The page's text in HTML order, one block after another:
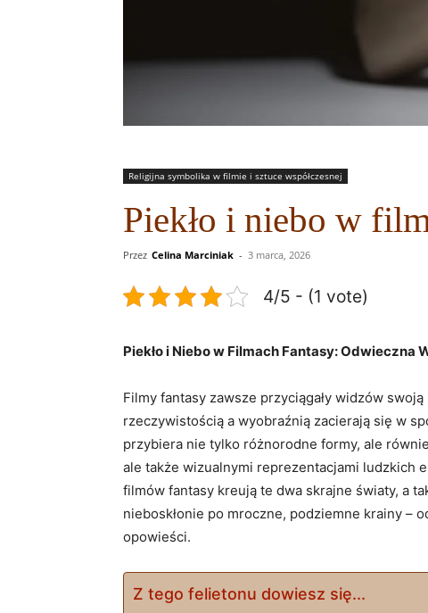
Religijna symbolika w filmie i sztuce współczesnej
Piekło i niebo w
Przez Celina Marciniak - 3 marca, 2026
4/5 - (1 vote)
Piekło i Niebo w Filmach Fantasy: Odwieczna
Filmy fantasy zawsze przyciągały widzów
rzeczywistością a wyobraźnią zacierają się w
przybiera nie tylko różnorodne formy, ale
ale także wizualnymi reprezentacjami ludzkich
filmów fantasy kreują te dwa skrajne światy, a
nieboskłonie po mroczne, podziemne krainy –
opowieści.
Z tego felietonu dowiesz się...